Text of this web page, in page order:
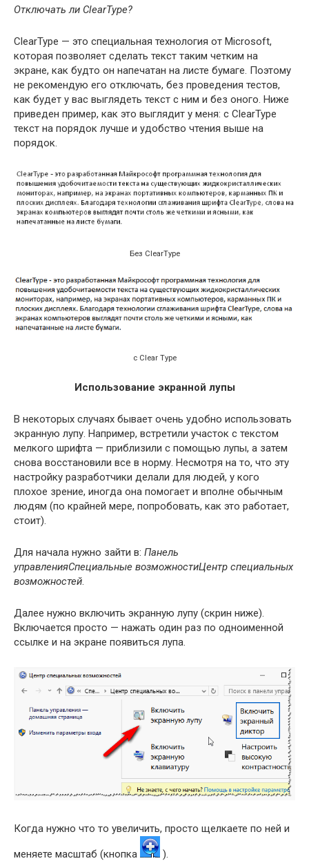
Отключать ли ClearType?
ClearType — это специальная технология от Microsoft,
которая позволяет сделать текст таким четким на
экране, как будто он напечатан на листе бумаге. Поэтому
не рекомендую его отключать, без проведения тестов,
как будет у вас выглядеть текст с ним и без оного. Ниже
приведен пример, как это выглядит у меня: с ClearType
текст на порядок лучше и удобство чтения выше на
порядок.
Без ClearType
с Clear Type
Использование экранной лупы
В некоторых случаях бывает очень удобно использовать
экранную лупу. Например, встретили участок с текстом
мелкого шрифта — приблизили с помощью лупы, а затем
снова восстановили все в норму. Несмотря на то, что эту
настройку разработчики делали для людей, у кого
плохое зрение, иногда она помогает и вполне обычным
людям (по крайней мере, попробовать, как это работает,
стоит).
Для начала нужно зайти в: Панель
управленияСпециальные возможностиЦентр специальных
возможностей.
Далее нужно включить экранную лупу (скрин ниже).
Включается просто — нажать один раз по одноименной
ссылке и на экране появиться лупа.
Когда нужно что то увеличить, просто щелкаете по ней и
меняете масштаб (кнопка ).